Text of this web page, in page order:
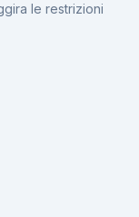
le restrizioni